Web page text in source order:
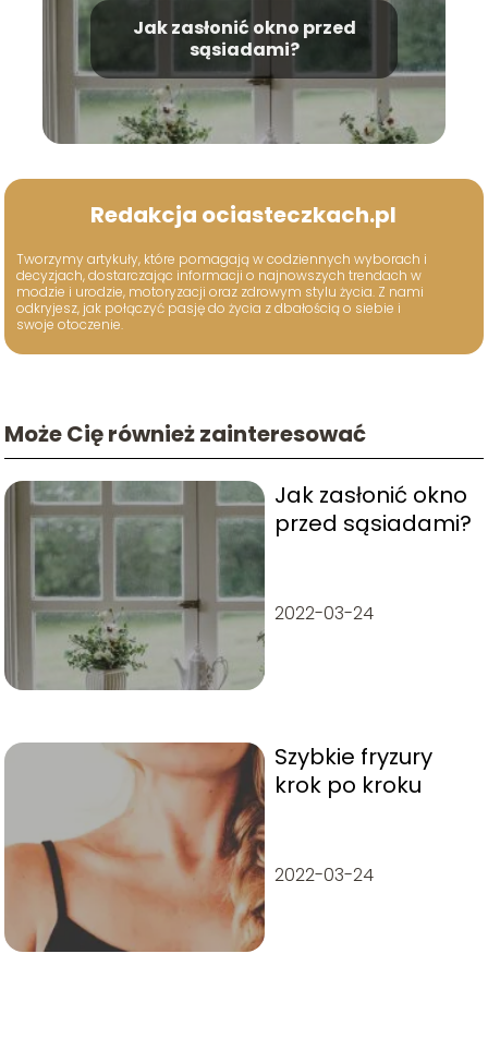
Jak zasłonić okno przed
sąsiadami?
Redakcja ociasteczkach.pl
Tworzymy artykuły, które pomagają w codziennych wyborach i
decyzjach, dostarczając informacji o najnowszych trendach w
modzie i urodzie, motoryzacji oraz zdrowym stylu życia. Z nami
odkryjesz, jak połączyć pasję do życia z dbałością o siebie i
swoje otoczenie.
Może Cię również zainteresować
Jak zasłonić okno
przed sąsiadami?
2022-03-24
Szybkie fryzury
krok po kroku
2022-03-24